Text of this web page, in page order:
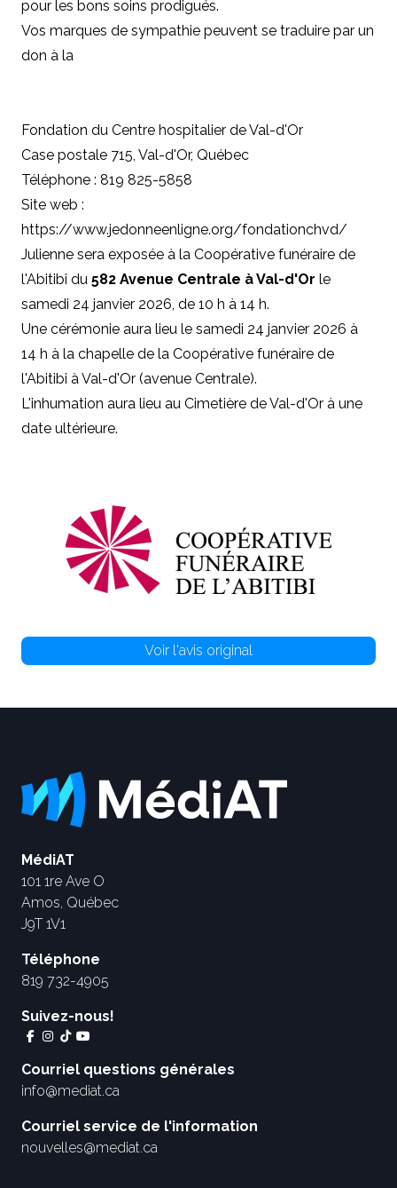
pour les bons soins prodigués.
Vos marques de sympathie peuvent se traduire par un
don à la
Fondation du Centre hospitalier de Val-d'Or
Case postale 715, Val-d'Or, Québec
Téléphone : 819 825-5858
Site web :
https://www.jedonneenligne.org/fondationchvd/
Julienne sera exposée à la Coopérative funéraire de
l'Abitibi du 582 Avenue Centrale à Val-d'Or le
samedi 24 janvier 2026, de 10 h à 14 h.
Une cérémonie aura lieu le samedi 24 janvier 2026 à
14 h à la chapelle de la Coopérative funéraire de
l'Abitibi à Val-d'Or (avenue Centrale).
L'inhumation aura lieu au Cimetière de Val-d'Or à une
date ultérieure.
Voir l'avis original
MédiAT
101 1re Ave O
Amos, Québec
J9T 1V1
Téléphone
819 732-4905
Suivez-nous!
Courriel questions générales
info@mediat.ca
Courriel service de l'information
nouvelles@mediat.ca